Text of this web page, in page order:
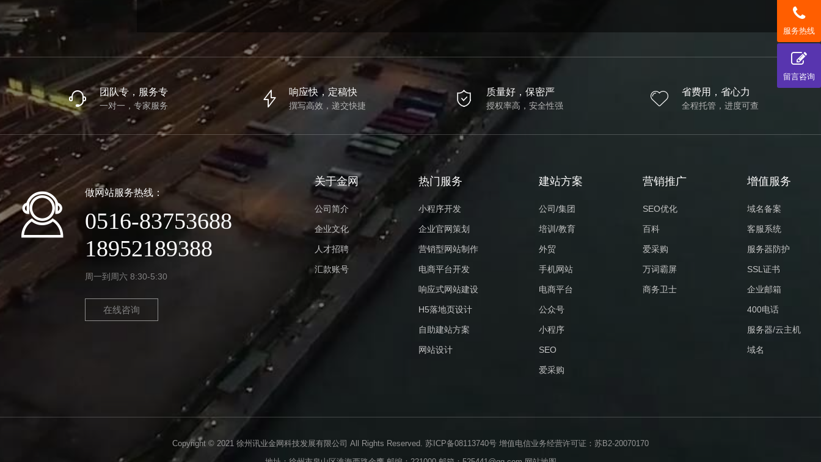
团队专，服务专
一对一，专家服务
响应快，定稿快
撰写高效，递交快捷
质量好，保密严
授权率高，安全性强
省费用，省心力
全程托管，进度可查
做网站服务热线：
0516-83753688
18952189388
周一到周六 8:30-5:30
在线咨询
关于金网
公司简介
企业文化
人才招聘
汇款账号
热门服务
小程序开发
企业官网策划
营销型网站制作
电商平台开发
响应式网站建设
H5落地页设计
自助建站方案
网站设计
建站方案
公司/集团
培训/教育
外贸
手机网站
电商平台
公众号
小程序
SEO
爱采购
营销推广
SEO优化
百科
爱采购
万词霸屏
商务卫士
增值服务
域名备案
客服系统
服务器防护
SSL证书
企业邮箱
400电话
服务器/云主机
域名
Copyright © 2021 徐州讯业金网科技发展有限公司 All Rights Reserved. 苏ICP备08113740号 增值电信业务经营许可证：苏B2-20070170
服务热线
留言咨询